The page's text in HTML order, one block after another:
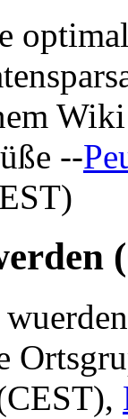
--